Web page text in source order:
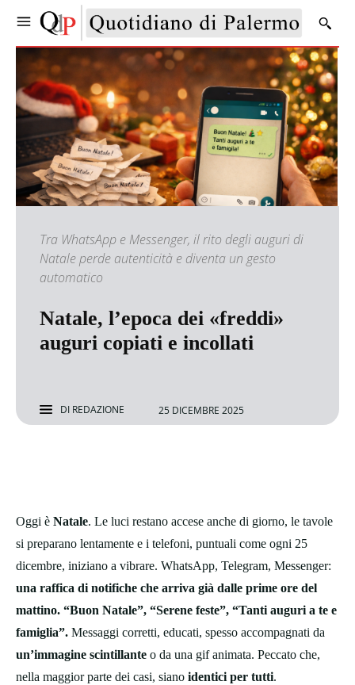
Tra WhatsApp e Messenger, il rito degli auguri di
Natale perde autenticità e diventa un gesto
automatico
Natale, l’epoca dei «freddi»
auguri copiati e incollati
DI REDAZIONE 25 DICEMBRE 2025
Oggi è Natale. Le luci restano accese anche di giorno, le tavole
si preparano lentamente e i telefoni, puntuali come ogni 25
dicembre, iniziano a vibrare. WhatsApp, Telegram, Messenger:
una raffica di notifiche che arriva già dalle prime ore del
mattino. “Buon Natale”, “Serene feste”, “Tanti auguri a te e
famiglia”. Messaggi corretti, educati, spesso accompagnati da
un’immagine scintillante o da una gif animata. Peccato che,
nella maggior parte dei casi, siano identici per tutti.